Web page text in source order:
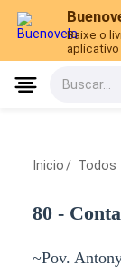
Baixe o
aplicativo
Buscar...
Inicio / Todos
80 -
~Pov.